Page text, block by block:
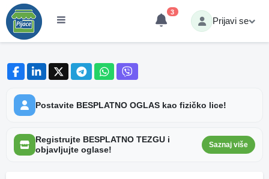
3
Prijavi se
Postavite BESPLATNO OGLAS kao fizičko lice!
Registrujte BESPLATNO TEZGU i
objavljujte oglase!
Saznaj više